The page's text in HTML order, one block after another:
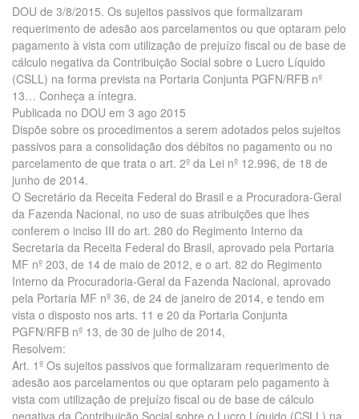
DOU de 3/8/2015. Os sujeitos passivos que formalizaram
requerimento de adesão aos parcelamentos ou que optaram pelo
pagamento à vista com utilização de prejuízo fiscal ou de base de
cálculo negativa da Contribuição Social sobre o Lucro Líquido
(CSLL) na forma prevista na Portaria Conjunta PGFN/RFB nº
13… Conheça a íntegra.
Publicada no DOU em 3 ago 2015
Dispõe sobre os procedimentos a serem adotados pelos sujeitos
passivos para a consolidação dos débitos no pagamento ou no
parcelamento de que trata o art. 2º da Lei nº 12.996, de 18 de
junho de 2014.
O Secretário da Receita Federal do Brasil e a Procuradora-Geral
da Fazenda Nacional, no uso de suas atribuições que lhes
conferem o inciso III do art. 280 do Regimento Interno da
Secretaria da Receita Federal do Brasil, aprovado pela Portaria
MF nº 203, de 14 de maio de 2012, e o art. 82 do Regimento
Interno da Procuradoria-Geral da Fazenda Nacional, aprovado
pela Portaria MF nº 36, de 24 de janeiro de 2014, e tendo em
vista o disposto nos arts. 11 e 20 da Portaria Conjunta
PGFN/RFB nº 13, de 30 de julho de 2014,
Resolvem:
Art. 1º Os sujeitos passivos que formalizaram requerimento de
adesão aos parcelamentos ou que optaram pelo pagamento à
vista com utilização de prejuízo fiscal ou de base de cálculo
negativa da Contribuição Social sobre o Lucro Líquido (CSLL) na